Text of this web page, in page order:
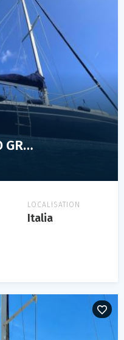
CANTIERE DEL PARDO GRAND SOLEIL 45
LOCALISATION
Italia